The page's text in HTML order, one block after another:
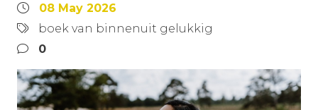
08 May 2026
boek van binnenuit gelukkig
0